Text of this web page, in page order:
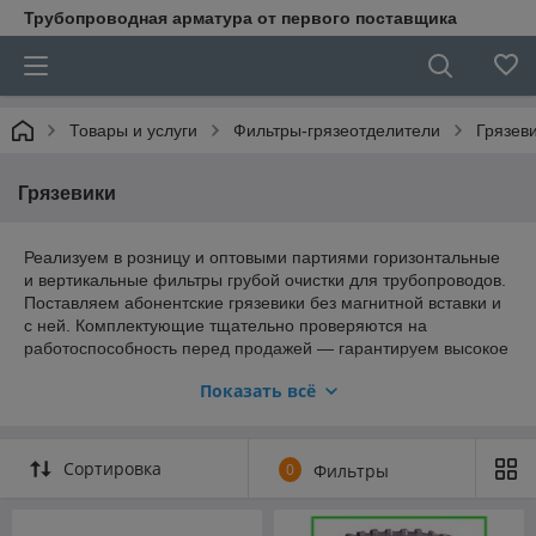
Трубопроводная арматура от первого поставщика
Товары и услуги Фильтры-грязеотделители
Грязевики
Реализуем в розницу и оптовыми партиями горизонтальные
и вертикальные фильтры грубой очистки для трубопроводов.
Поставляем абонентские грязевики без магнитной вставки и
с ней. Комплектующие тщательно проверяются на
работоспособность перед продажей — гарантируем высокое
Горизонтальные и вертикальные
грязевики без магнитной вставки и с ней
Показать всё
Сортировка 0 Фильтры